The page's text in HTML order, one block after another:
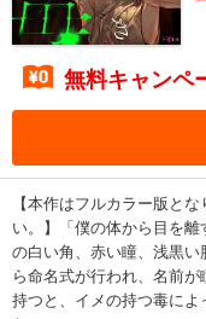
無料キャンペ
【本作はフルカラー版と
い。】「僕の体から目を
の白い角、赤い瞳、浅黒
ら命名式が行われ、名前
持つと、イメの持つ毒に